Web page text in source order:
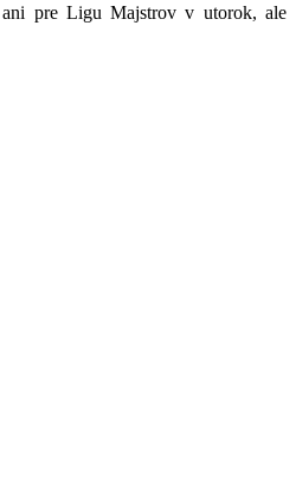
pre Ligu Majstrov v utorok, ale